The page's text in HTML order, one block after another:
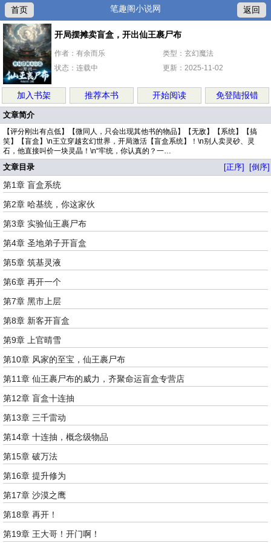
首页 笔趣阁小说网 返回
开局摆摊卖盲盒，开出仙王裹尸布
作者：有余而乐
类型：玄幻魔法
状态：连载中
更新：2025-11-02
加入书架 推荐本书 开始阅读 免登陆报错
文章简介
【评分刚出有点低】【微同人，只会出现其他书的物品】【无敌】【系统】【搞
笑】【盲盒】\n王立穿越玄幻世界，开局激活【盲盒系统】！\n别人卖灵砂、灵
石，他直接叫价一块灵晶！\n“牢统，你认真的？一…
文章目录 [正序] [倒序]
第1章 盲盒系统
第2章 哈基统，你这家伙
第3章 实验仙王裹尸布
第4章 圣地弟子开盲盒
第5章 筑基灵液
第6章 再开一个
第7章 黑市上层
第8章 新客开盲盒
第9章 上官晴雪
第10章 风家的至宝，仙王裹尸布
第11章 仙王裹尸布的威力，齐聚命运盲盒专营店
第12章 盲盒十连抽
第13章 三千雷动
第14章 十连抽，概念级物品
第15章 破万法
第16章 提升修为
第17章 沙漠之鹰
第18章 再开！
第19章 王大哥！开门啊！